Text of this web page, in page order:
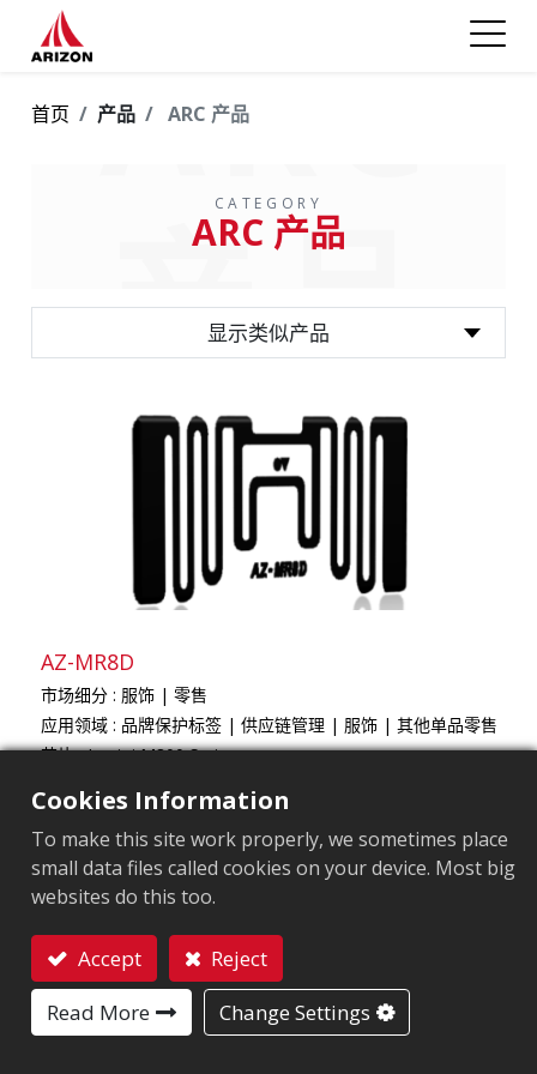
首页 产品 ARC 产品
CATEGORY
ARC 产品
ARC
产品
显示类似产品
AZ-MR8D
市场细分 服饰
零售
应用领域
品牌保护标签 供应链管理 服饰
其他单品零售
芯片 Impinj M800 Series
ARC认证 C2
用户內存 0/32 bits
EPC內存
128 bits/96 bits
Cookies Information
To make this site work properly, we sometimes place
small data files called cookies on your device. Most big
websites do this too.
Accept
Reject
Read More
Change Settings